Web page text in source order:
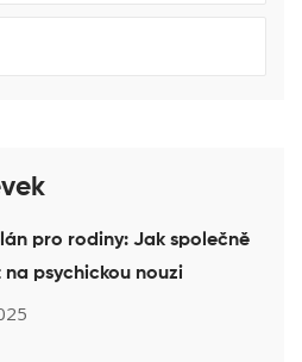
pro rodiny: Jak společně
psychickou nouzi